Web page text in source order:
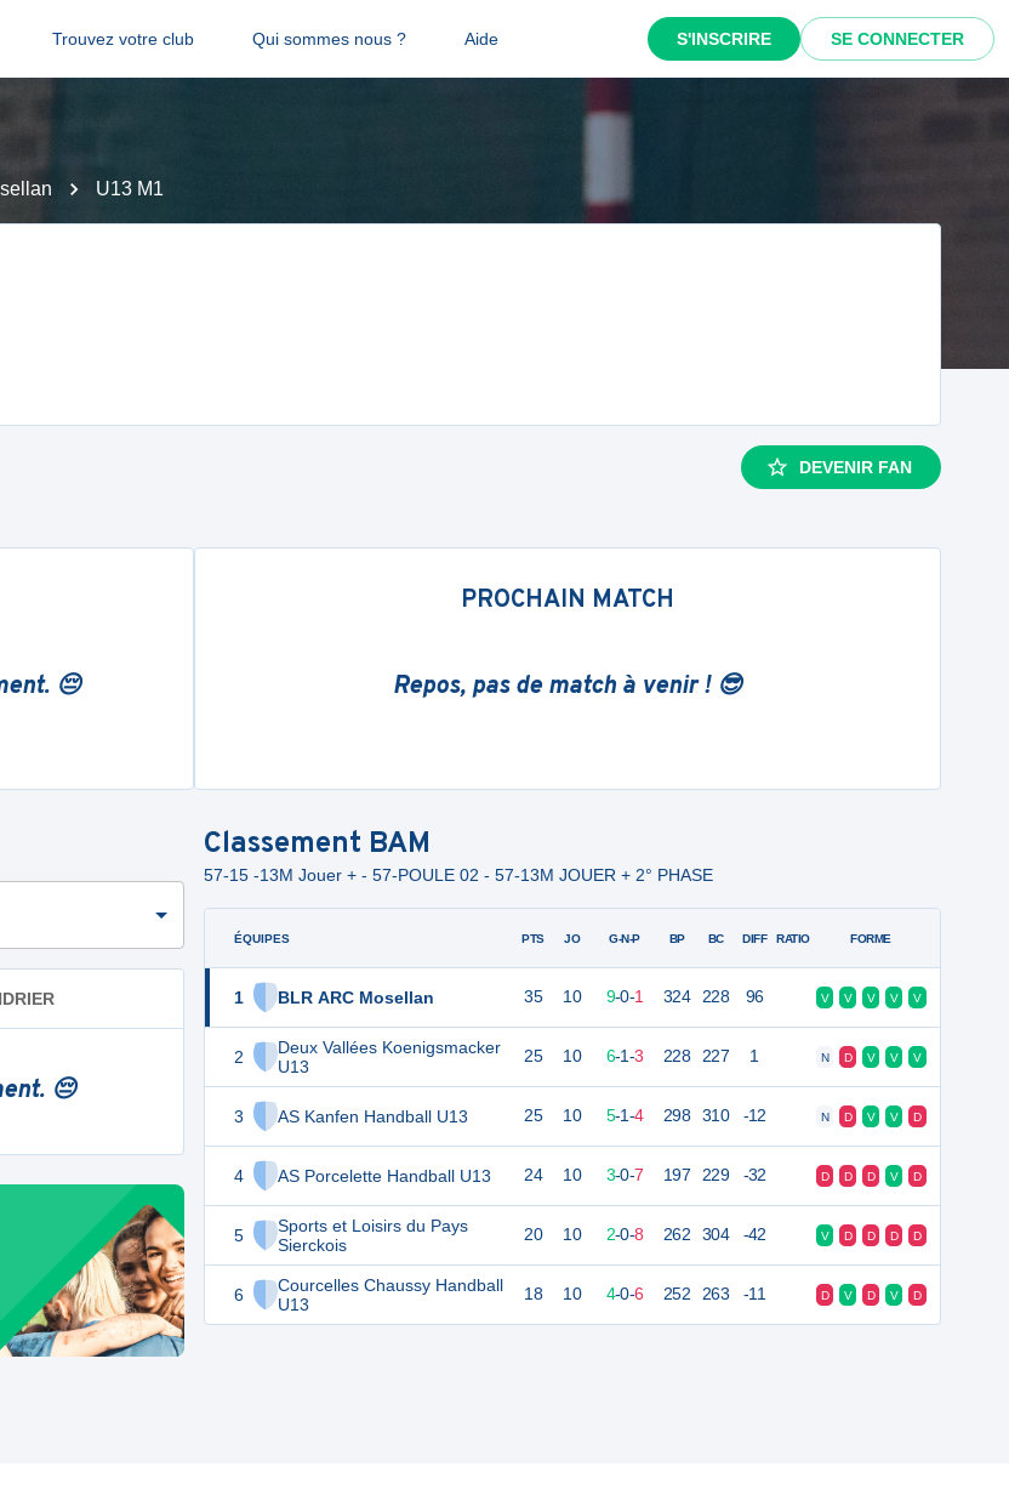
Trouvez votre club Qui sommes nous ? Aide S'INSCRIRE SE CONNECTER
U13 M1
DEVENIR FAN
😔
PROCHAIN MATCH
Repos, pas de match à venir ! 😎
😔
Classement BAM
57-15 -13M Jouer + - 57-POULE 02 - 57-13M JOUER + 2° PHASE
ÉQUIPES
1 BLR ARC Mosellan
2
Deux Vallées Koenigsmacker
U13
3 AS Kanfen Handball U13
4 AS Porcelette Handball U13
5
Sports et Loisirs du Pays
Sierckois
6
Courcelles Chaussy Handball
U13
PTS JO G-N-P BP BC DIFF RATIO FORME
35 10 9-0-1 324 228 96 V V V V V
25 10 6-1-3 228 227 1 N D V V V
25 10 5-1-4 298 310 -12 N D V V D
24 10 3-0-7 197 229 -32 D D D V D
20 10 2-0-8 262 304 -42 V D D D D
18 10 4-0-6 252 263 -11 D V D V D